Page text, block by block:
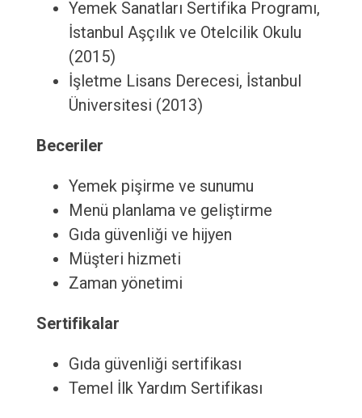
Yemek Sanatları Sertifika Programı,
İstanbul Aşçılık ve Otelcilik Okulu
(2015)
İşletme Lisans Derecesi, İstanbul
Üniversitesi (2013)
Beceriler
Yemek pişirme ve sunumu
Menü planlama ve geliştirme
Gıda güvenliği ve hijyen
Müşteri hizmeti
Zaman yönetimi
Sertifikalar
Gıda güvenliği sertifikası
Temel İlk Yardım Sertifikası